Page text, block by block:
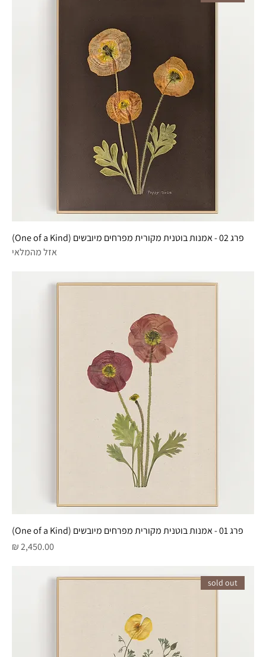
פרג 02 - אמנות בוטנית מקורית מפרחים מיובשים (One of a Kind)
אזל מהמלאי
פרג 01 - אמנות בוטנית מקורית מפרחים מיובשים (One of a Kind)
מחיר
sold out